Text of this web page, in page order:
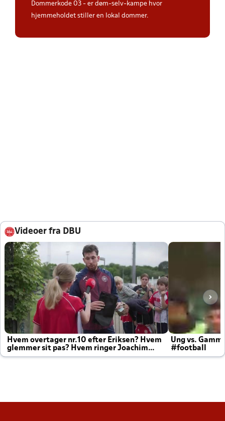
Dommerkode 03 - er døm-selv-kampe hvor
hjemmeholdet stiller en lokal dommer.
Videoer fra DBU
Hvem overtager nr.10 efter Eriksen? Hvem
glemmer sit pas? Hvem ringer Joachim
altid til efter kampe?
Ung vs.
#football